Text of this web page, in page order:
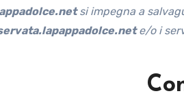
si impegna a
e/o i